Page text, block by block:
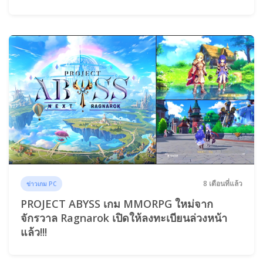
ข่าวเกม PC 8 เดือนที่แล้ว
PROJECT ABYSS เกม MMORPG ใหม่จาก
จักรวาล Ragnarok เปิดให้ลงทะเบียนล่วงหน้า
แล้ว!!!